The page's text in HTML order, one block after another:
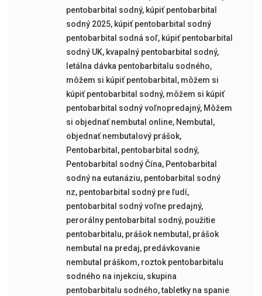
pentobarbital sodný, kúpiť pentobarbital
sodný 2025, kúpiť pentobarbital sodný
pentobarbital sodná soľ, kúpiť pentobarbital
sodný UK, kvapalný pentobarbital sodný,
letálna dávka pentobarbitalu sodného,
môžem si kúpiť pentobarbital , môžem si
kúpiť pentobarbital sodný, môžem si kúpiť
pentobarbital sodný voľnopredajný, Môžem
si objednať nembutal online, Nembutal ,
objednať nembutalový prášok,
Pentobarbital , pentobarbital sodný,
Pentobarbital sodný Čína, Pentobarbital
sodný na eutanáziu, pentobarbital sodný
nz, pentobarbital sodný pre ľudí,
pentobarbital sodný voľne predajný,
perorálny pentobarbital sodný, použitie
pentobarbitalu, prášok nembutal , prášok
nembutal na predaj, predávkovanie
nembutal práškom, roztok pentobarbitalu
sodného na injekciu, skupina
pentobarbitalu sodného,tabletky na spanie